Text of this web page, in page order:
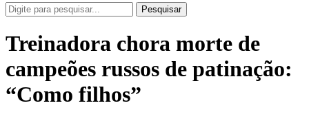
Pesquisar
Treinadora chora morte de
campeões russos de patinação:
“Como filhos”